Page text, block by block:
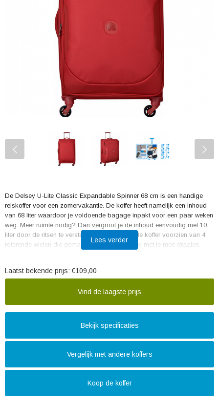
De Delsey U-Lite Classic Expandable Spinner 68 cm is een handige
reiskoffer voor een zomervakantie. De koffer heeft namelijk een inhoud
van 68 liter waardoor je voldoende bagage inpakt voor een paar weken
weg. Meer ruimte nodig? Dan vergroot je de inhoud eenvoudig met 10
liter door de ritsen te verstellen. Daarnaast is de koffer voorzien van 4
roterende wielen die gemakkelijk in elke richting met je mee draaien.
handgrepen aan de boven- en zijkant trek jij je koffer gemakkelijk van
Lees verder
Laatst bekende prijs: €109,00
Vind de laagste prijs
Bekijk specificaties
Vergelijk met andere koffers
Koop de koffer